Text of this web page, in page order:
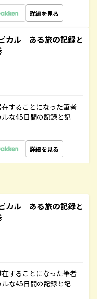
詳細を見る
カル ある旅の記録と
することになった筆者
な45日間の記録と記
詳細を見る
カル ある旅の記録と
することになった筆者
な45日間の記録と記